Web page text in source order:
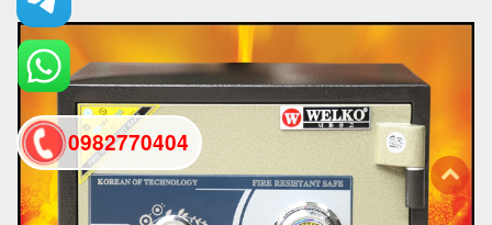
0982770404
back